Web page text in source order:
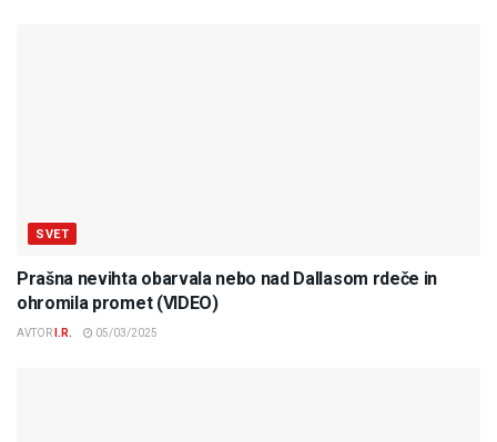
SVET
Prašna nevihta obarvala nebo nad Dallasom rdeče in
ohromila promet (VIDEO)
AVTOR I.R. 05/03/2025